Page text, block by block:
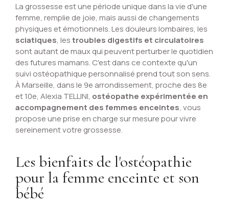
La grossesse est une période unique dans la vie d'une
femme, remplie de joie, mais aussi de changements
physiques et émotionnels. Les douleurs lombaires, les
sciatiques, lestroubles digestifs et circulatoires
sont autant de maux qui peuvent perturber le quotidien
des futures mamans. C'est dans ce contexte qu'un
suivi ostéopathique personnalisé prend tout son sens.
À Marseille, dans le 9e arrondissement, proche des 8e
et 10e, Alexia TELLINI, ostéopathe expérimentée en
accompagnement des femmes enceintes, vous
propose une prise en charge sur mesure pour vivre
sereinement votre grossesse.
Les bienfaits de l'ostéopathie
pour la femme enceinte et son
bébé